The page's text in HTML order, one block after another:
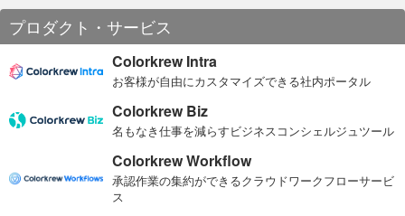
勉強会の予約人数通り購入したら、いっぱい余ったああああ
（TT） もっともっと魅力ある勉強会とISAOになるぞおおおお
次回は8月下旬開催予定です。お楽しみに！
弊社では、瓶ビールもいくつか種類を取りそろえております。
参加者の皆様にも、好評をいただきました。
ビールとソフトドリンク、ハンバーガーが振舞われました
プロダクト・サービス
Colorkrew Intra
お客様が自由にカスタマイズできる社内ポータル
Colorkrew Biz
名もなき仕事を減らすビジネスコンシェルジュツール
Colorkrew Workflow
承認作業の集約ができるクラウドワークフローサービ
ス